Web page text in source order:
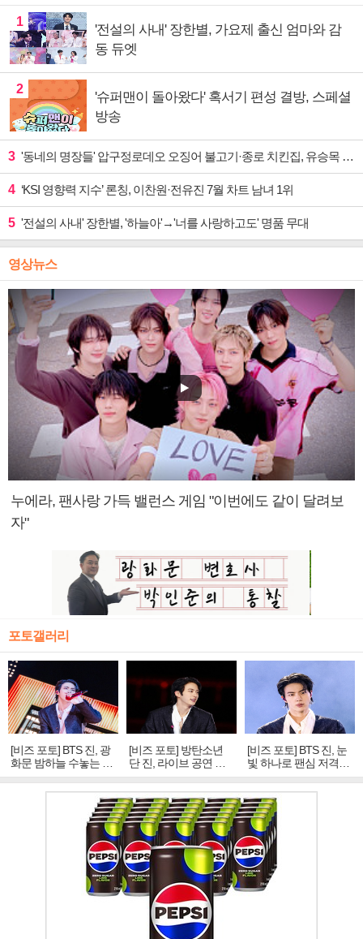
1
'전설의 사내' 장한별, 가요제 출신 엄마와 감
동 듀엣
2
'슈퍼맨이 돌아왔다' 혹서기 편성 결방, 스페셜
방송
3 '동네의 명장들' 압구정로데오 오징어 불고기·종로 치킨집, 유승목 입맛 저격
4 ‘KSI 영향력 지수’ 론칭, 이찬원·전유진 7월 차트 남녀 1위
5 '전설의 사내' 장한별, '하늘아'→'너를 사랑하고도' 명품 무대
영상뉴스
누에라, 팬사랑 가득 밸런스 게임 "이번에도 같이 달려보
자"
포토갤러리
[비즈 포토] BTS 진, 광
화문 밤하늘 수놓는 '비
주얼 킹'의 열창
[비즈 포토] 방탄소년
단 진, 라이브 공연 중
빛나는 독보적 아우라
[비즈 포토] BTS 진, 눈
빛 하나로 팬심 저격…
독보적 카리스마